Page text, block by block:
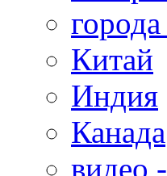
Китай
Индия
Канада
видео